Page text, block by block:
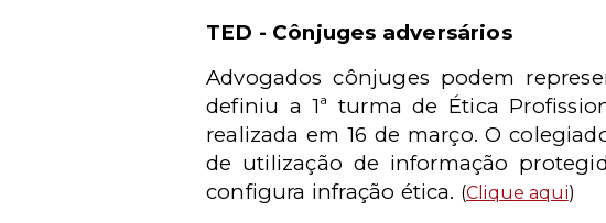
TED - Cônjuges adversários
Advogados cônjuges podem
definiu a 1ª turma de Ética
realizada em 16 de março. O
de utilização de informação
configura infração ética. (Clique aqui)